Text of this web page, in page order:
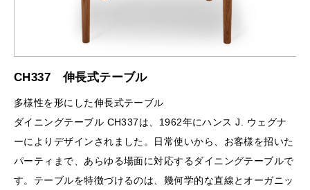
CH337 伸長式テーブル
多様性を形にした伸長式テーブル
ダイニングテーブル CH337は、1962年にハンス J. ウェグナ
ーによりデザインされました。日常使いから、お客様を招いた
パーティまで、あらゆる場面に対応するダイニングテーブルで
す。テーブルを特徴づけるのは、幾何学的な直線とオーガニッ